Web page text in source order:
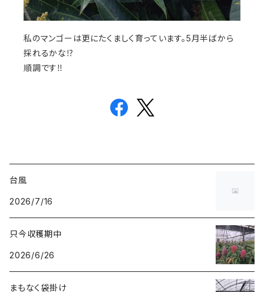
私のマンゴーは更にたくましく育っています。5月半ばから
採れるかな⁉️
順調です‼️
台風
2026/7/16
只今収穫期中
2026/6/26
まもなく袋掛け